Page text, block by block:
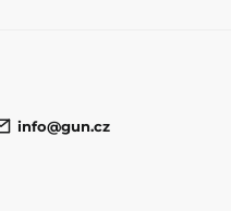
in categories
info@gun.cz